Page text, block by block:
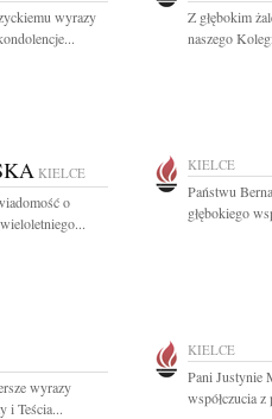
wyrazy
Z głębokim
naszego
KIELCE
o
KIELCE
Państwu
głębokiego
wyrazy
i Teścia...
KIELCE
Pani Justynie
współczucia z